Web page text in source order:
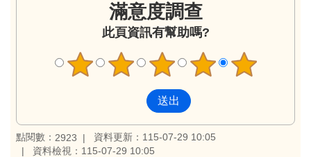
滿意度調查
此頁資訊有幫助嗎?
點閱數： 2923
資料更新：115-07-29 10:05
資料檢視：115-07-29 10:05